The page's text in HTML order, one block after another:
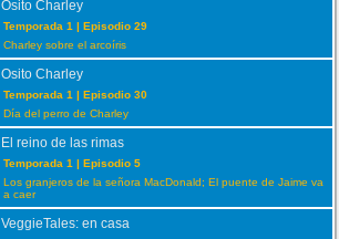
Osito Charley
Temporada 1 | Episodio 29
Charley sobre el arcoíris
Osito Charley
Temporada 1 | Episodio 30
Día del perro de Charley
El reino de las rimas
Temporada 1 | Episodio 5
Los granjeros de la señora MacDonald; El puente de Jaime va
a caer
VeggieTales: en casa